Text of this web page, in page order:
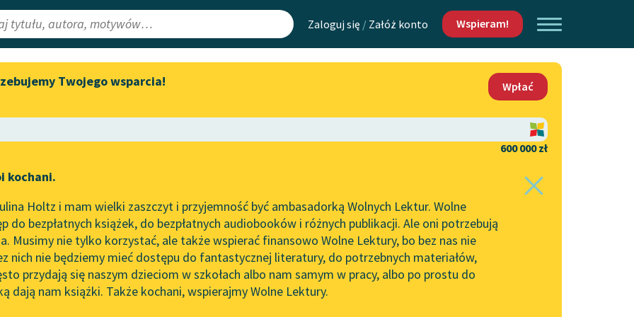
Zaloguj się / Załóż konto Wspieram!
Lektury
redakcyjne
Aktualności
„Prokurator Alicja Horn” do
literatury skandynawskiej
Spotkanie z Katarzyną Tunkiel
w Oslo
102. lata temu zmarł Joseph
Conrad
Mapa Wolnych Lektur
Leśmianator
API
OAI-PMH
Widget Wolnych Lektur
Kontakt
O projekcie
Zasady wykorzystania
Wolnych Lektur
Logotypy
Materiały promocyjne
Twojego wsparcia!
Wpłać
600 000 zł
kochani.
Holtz i mam wielki zaszczyt i przyjemność być ambasadorką Wolnych Lektur. Wolne
do bezpłatnych książek, do bezpłatnych audiobooków i różnych publikacji. Ale oni potrzebują
Musimy nie tylko korzystać, ale także wspierać finansowo Wolne Lektury, bo bez nas nie
nich nie będziemy mieć dostępu do fantastycznej literatury, do potrzebnych materiałów,
przydają się naszym dzieciom w szkołach albo nam samym w pracy, albo po prostu do
dają nam książki. Także kochani, wspierajmy Wolne Lektury.
Mała księżniczka